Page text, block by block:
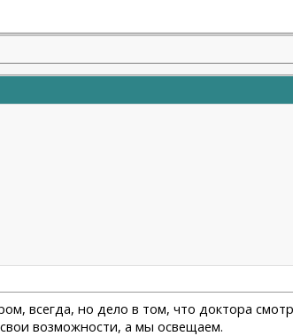
всегда, но дело в том, что доктора
возможности, а мы освещаем.